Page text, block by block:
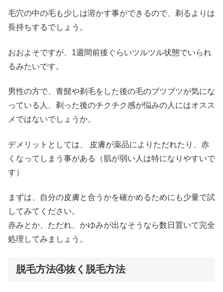
毛穴の中の毛も少しは溶かす事ができるので、剃るよりは
長持ちするでしょう。
おおよそですが、1週間前後ぐらいツルツル状態でいられ
るみたいです。
男性の方で、青髭や剃毛をした後の毛のブツブツが気にな
っている人、剃った後のチクチク感が悩みの人にはオスス
メではないでしょうか。
デメリットとしては、 皮膚が薬品によりただれたり、赤
くなってしまう事がある（肌が弱い人は特になりやすいで
す）
まずは、自分の皮膚と合うかを確かめるためにも少量で試
してみてください。
赤みとか、ただれ、かゆみが出なそうなら数日置いて完全
処理してみましょう。
脱毛方法④抜く脱毛方法